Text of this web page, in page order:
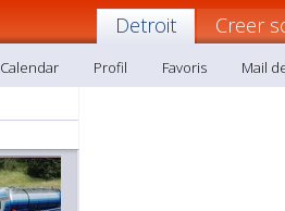
Detroit Creer
Calendar Profil Favoris
Mail